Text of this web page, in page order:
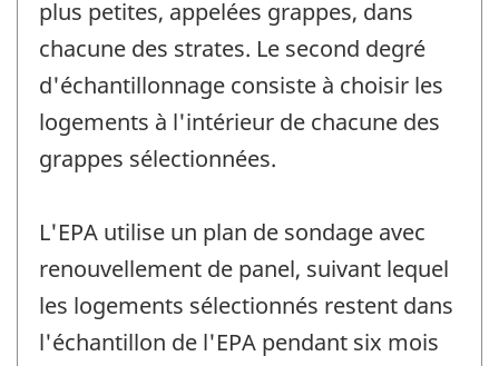
plus petites, appelées grappes, dans
chacune des strates. Le second degré
d'échantillonnage consiste à choisir les
logements à l'intérieur de chacune des
grappes sélectionnées.
L'EPA utilise un plan de sondage avec
renouvellement de panel, suivant lequel
les logements sélectionnés restent dans
l'échantillon de l'EPA pendant six mois